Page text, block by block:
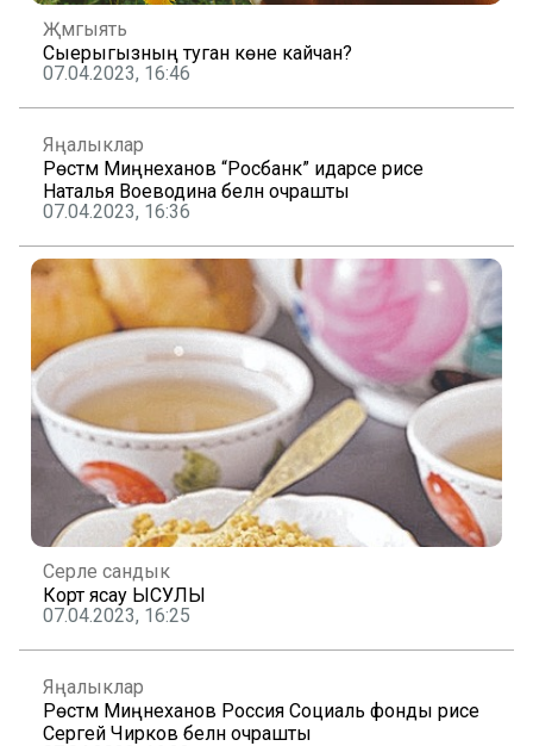
Җәмгыять
Сыерыгызның туган көне кайчан?
07.04.2023, 16:46
Яңалыклар
Рөстәм Миңнеханов “Росбанк” идарәсе рәисе
Наталья Воеводина белән очрашты
07.04.2023, 16:36
Серле сандык
Корт ясау ЫСУЛЫ
07.04.2023, 16:25
Яңалыклар
Рөстәм Миңнеханов Россия Социаль фонды рәисе
Сергей Чирков белән очрашты